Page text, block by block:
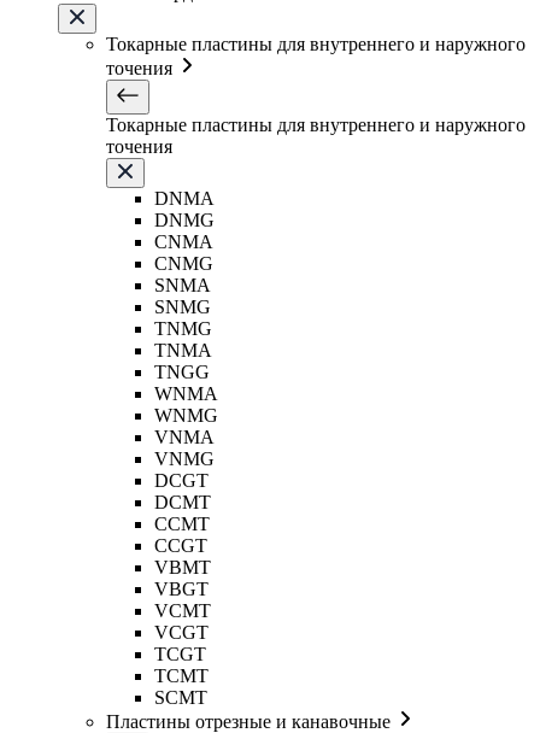
Токарные пластины для внутреннего и наружного
точения
Токарные пластины для внутреннего и наружного
точения
DNMA
DNMG
CNMA
CNMG
SNMA
SNMG
TNMG
TNMA
TNGG
WNMA
WNMG
VNMA
VNMG
DCGT
DCMT
CCMT
CCGT
VBMT
VBGT
VCMT
VCGT
TCGT
TCMT
SCMT
Пластины отрезные и канавочные